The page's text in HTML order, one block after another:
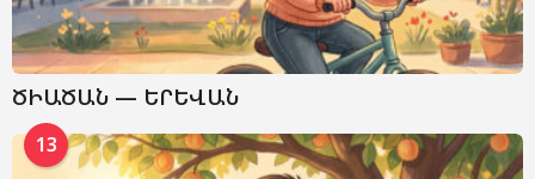
ԾԻԱԾԱՆ — ԵՐԵՎԱՆ
13